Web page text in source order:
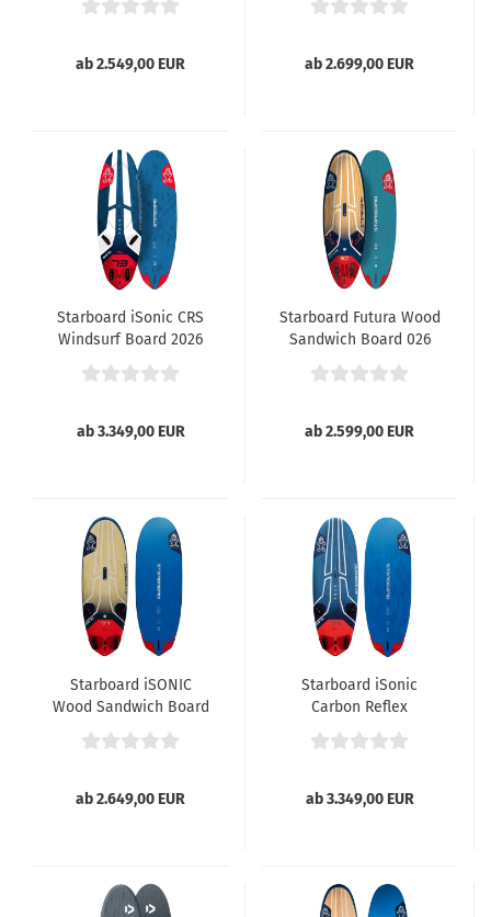
ab 2.549,00 EUR ab 2.699,00 EUR
Starboard iSonic CRS
Windsurf Board 2026
ab 3.349,00 EUR
Starboard Futura Wood
Sandwich Board 026
ab 2.599,00 EUR
Starboard iSONIC
Wood Sandwich Board
2025
ab 2.649,00 EUR
Starboard iSonic
Carbon Reflex
Sandwich Board 025
ab 3.349,00 EUR